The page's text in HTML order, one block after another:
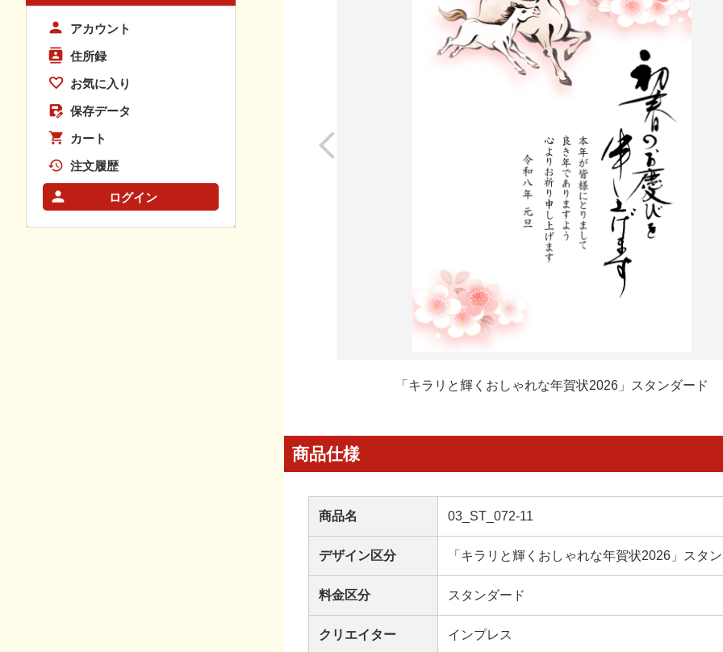
「キラリと輝くおしゃれな年賀状2026」スタンダード
商品仕様
商品名 03_ST_072-11
デザイン区分 「キラリと輝くおしゃれな年賀状2026」スタ
料金区分 スタンダード
クリエイター インプレス
アカウント
住所録
お気に入り
保存データ
カート
注文履歴
ログイン